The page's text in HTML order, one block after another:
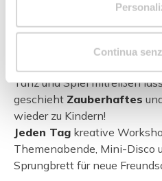
Continua
auch Babysitter derNanny-
Kleinen. Und es ist nicht
Tanz und Spiel mitreißen
geschieht Zauberhaftes
wieder zu Kindern!
Jeden Tag kreative
Themenabende, Mini-Disco
Sprungbrett für neue